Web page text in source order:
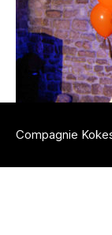
Compagnie